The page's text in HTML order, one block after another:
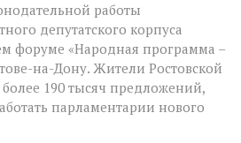
работы
депутатского корпуса
форуме «Народная программа –
на-Дону. Жители Ростовской
190 тысяч предложений,
парламентарии нового